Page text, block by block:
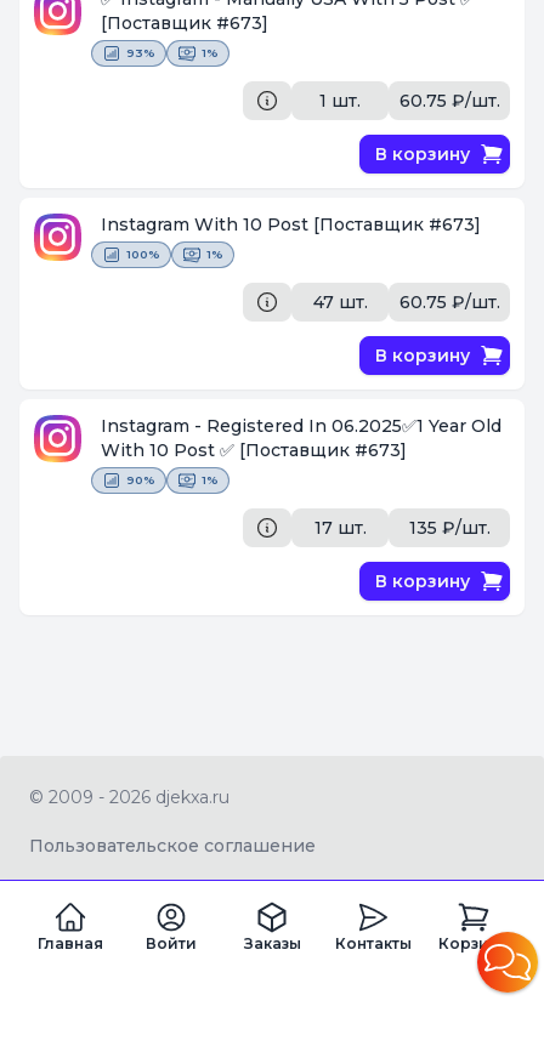
[Поставщик #673]
93% 1%
1 шт. 60.75 ₽/шт.
В корзину
Instagram With 10 Post [Поставщик #673]
100% 1%
47 шт. 60.75 ₽/шт.
В корзину
Instagram - Registered In 06.2025✅1 Year Old
With 10 Post ✅ [Поставщик #673]
90% 1%
17 шт. 135 ₽/шт.
В корзину
Главная Войти Заказы Контакты Корзина
© 2009 - 2026 djekxa.ru
Пользовательское соглашение